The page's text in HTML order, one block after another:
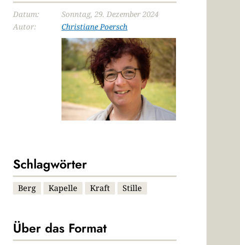
Datum:
Sonntag, 29. Dezember 2024
Autor:
Christiane Poersch
Schlagwörter
Berg Kapelle Kraft Stille
Über das Format